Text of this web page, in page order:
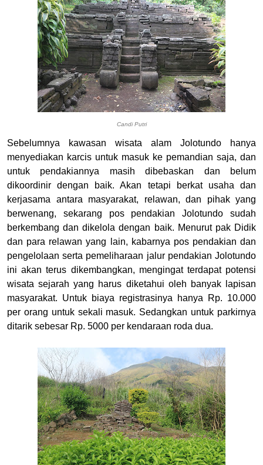
Candi Putri
Sebelumnya kawasan wisata alam Jolotundo hanya
menyediakan karcis untuk masuk ke pemandian saja, dan
untuk pendakiannya masih dibebaskan dan belum
dikoordinir dengan baik. Akan tetapi berkat usaha dan
kerjasama antara masyarakat, relawan, dan pihak yang
berwenang, sekarang pos pendakian Jolotundo sudah
berkembang dan dikelola dengan baik. Menurut pak Didik
dan para relawan yang lain, kabarnya pos pendakian dan
pengelolaan serta pemeliharaan jalur pendakian Jolotundo
ini akan terus dikembangkan, mengingat terdapat potensi
wisata sejarah yang harus diketahui oleh banyak lapisan
masyarakat. Untuk biaya registrasinya hanya Rp. 10.000
per orang untuk sekali masuk. Sedangkan untuk parkirnya
ditarik sebesar Rp. 5000 per kendaraan roda dua.